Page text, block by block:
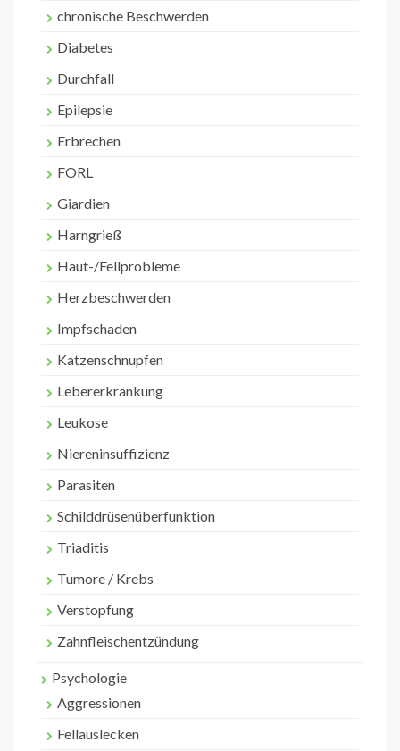
chronische Beschwerden
Diabetes
Durchfall
Epilepsie
Erbrechen
FORL
Giardien
Harngrieß
Haut-/Fellprobleme
Herzbeschwerden
Impfschaden
Katzenschnupfen
Lebererkrankung
Leukose
Niereninsuffizienz
Parasiten
Schilddrüsenüberfunktion
Triaditis
Tumore / Krebs
Verstopfung
Zahnfleischentzündung
Psychologie
Aggressionen
Fellauslecken